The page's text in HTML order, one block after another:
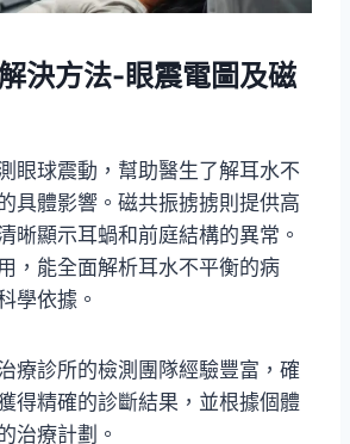
決方法-眼震電圖及磁
眼球震動，幫助醫生了解耳水不
具體影響。磁共振掳掳則提供高
晰顯示耳蝸和前庭結構的異常。
，能全面解析耳水不平衡的病
學依據。
療診所的檢測團隊經驗豐富，確
得精確的診斷結果，並根據個體
治療計劃。